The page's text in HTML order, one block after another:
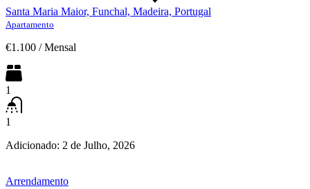
Santa Maria Maior, Funchal, Madeira, Portugal
Apartamento
€1.100 / Mensal
1
1
Adicionado: 2 de Julho, 2026
Arrendamento